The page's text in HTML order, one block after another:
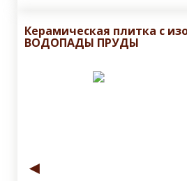
Керамическая плитка с
ВОДОПАДЫ ПРУДЫ
◄